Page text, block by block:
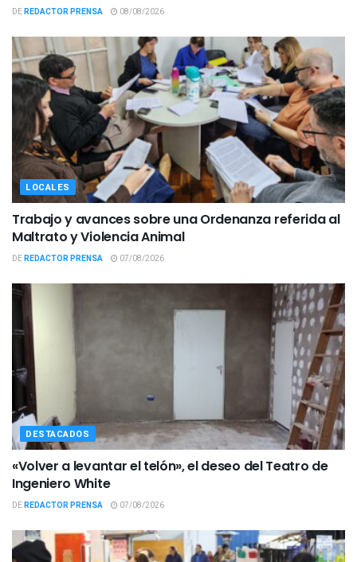
DEREDACTOR PRENSA 08/08/2026
LOCALES
Trabajo y avances sobre una Ordenanza referida al
Maltrato y Violencia Animal
DEREDACTOR PRENSA 07/08/2026
DESTACADOS
«Volver a levantar el telón», el deseo del Teatro de
Ingeniero White
DEREDACTOR PRENSA 07/08/2026